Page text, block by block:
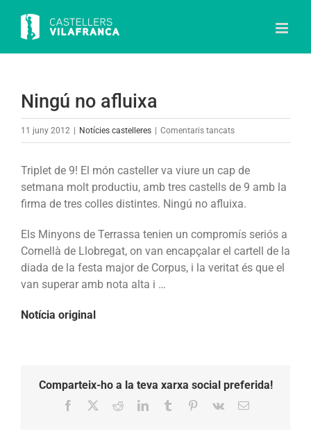
content
Ningú no afluixa
11 juny 2012 Notícies castelleres Comentaris tancatsa
Triplet de 9! El món casteller va viure un cap de
setmana molt productiu, amb tres castells de 9 amb la
firma de tres colles distintes. Ningú no afluixa.
Els Minyons de Terrassa tenien un compromís seriós a
Cornellà de Llobregat, on van encapçalar el cartell de la
diada de la festa major de Corpus, i la veritat és que el
van superar amb nota alta i …
Notícia original
Comparteix-ho a la teva xarxa social preferida!
Facebook RedditLinkedInTumblr Pinterest
Vk Email: